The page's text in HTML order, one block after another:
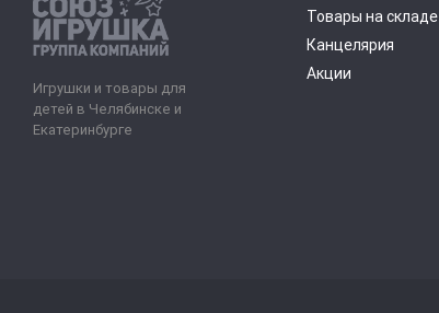
Игрушки и товары для
детей в Челябинске и
Екатеринбурге
Товары на складе
Канцелярия
Акции